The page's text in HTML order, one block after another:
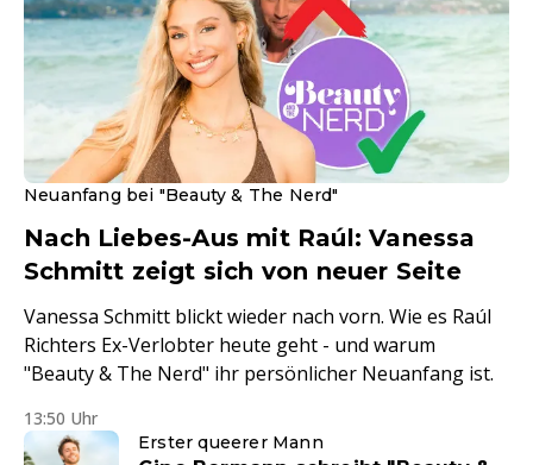
Neuanfang bei "Beauty & The Nerd"
Nach Liebes-Aus mit Raúl: Vanessa
Schmitt zeigt sich von neuer Seite
Vanessa Schmitt blickt wieder nach vorn. Wie es Raúl
Richters Ex-Verlobter heute geht - und warum
"Beauty & The Nerd" ihr persönlicher Neuanfang ist.
13:50 Uhr
Erster queerer Mann